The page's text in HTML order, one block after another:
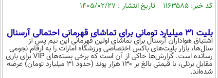
کد خبر: ۱۱۶۳۵۸۵ تاریخ انتشار : ۱۴۰۵/۰۲/۲۷
بلیت ۳۱ میلیارد تومانی برای تماشای قهرمانی احتمالی آرسنال
اشتیاق هواداران آرسنال برای تماشای اولین قهرمانی این تیم پس از
سال‌ها، بازار بلیت‌های باکس اختصاصی ورزشگاه امارات را به ارقام نجومی
رسانده است. گزارش‌ها حاکی از آن است که برخی بسته‌های VIP برای بازی
مقابل برنلی، با قیمتی بالغ بر ۱۳۰ هزار پوند (حدود ۳۱ میلیارد تومان) عرضه
شده‌اند.